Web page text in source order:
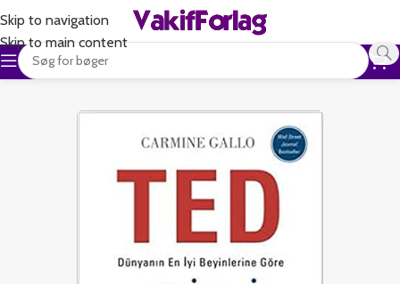
Skip to navigation
Skip to main content